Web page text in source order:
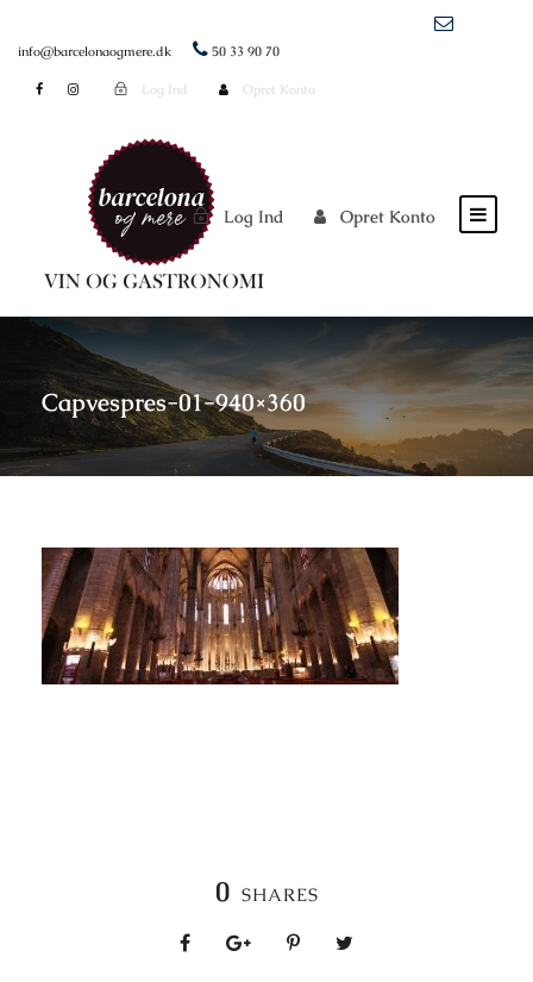
info@barcelonaogmere.dk 50 33 90 70
Log Ind Opret Konto
Log Ind Opret Konto
Capvespres-01-940×360
0 SHARES